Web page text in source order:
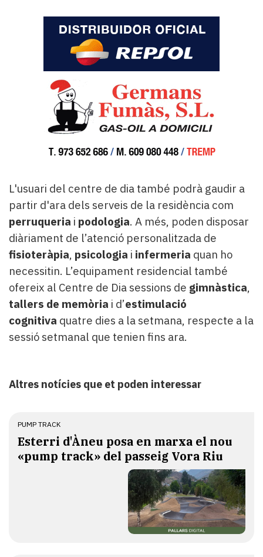
L'usuari del centre de dia també podrà gaudir a
partir d'ara dels serveis de la residència com
perruqueria i podologia. A més, poden disposar
diàriament de l’atenció personalitzada de
fisioteràpia, psicologia i infermeria quan ho
necessitin. L’equipament residencial també
ofereix al Centre de Dia sessions de gimnàstica,
tallers de memòria i d’estimulació
cognitiva quatre dies a la setmana, respecte a la
sessió setmanal que tenien fins ara.
Altres notícies que et poden interessar
PUMP TRACK
Esterri d'Àneu posa en marxa el nou
«pump track» del passeig Vora Riu